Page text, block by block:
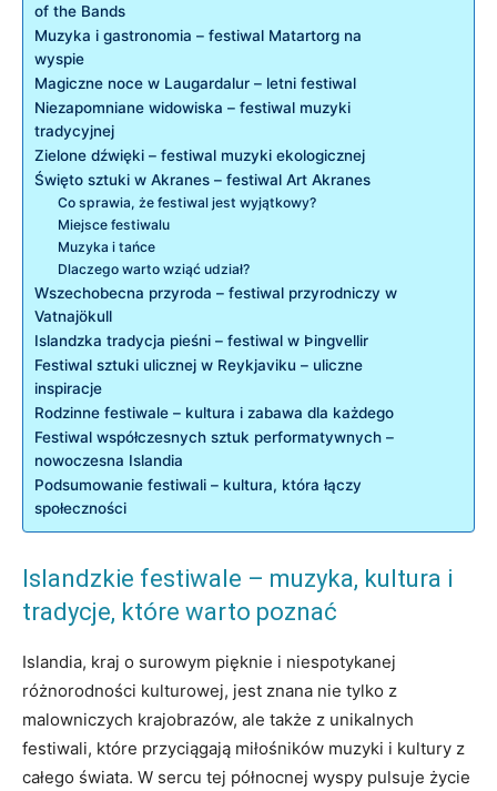
of the Bands
Muzyka i gastronomia – festiwal Matartorg na
wyspie
Magiczne noce w ‌Laugardalur‌ – letni festiwal
Niezapomniane widowiska – festiwal muzyki
tradycyjnej
Zielone dźwięki –‌ festiwal muzyki ⁢ekologicznej
Święto sztuki w Akranes – festiwal ‌Art Akranes
Co⁤ sprawia, że festiwal jest wyjątkowy?
Miejsce festiwalu
Muzyka i tańce
Dlaczego warto wziąć udział?
Wszechobecna przyroda – festiwal przyrodniczy ‍w
Vatnajökull
Islandzka tradycja pieśni⁢ – festiwal ⁣w‍ Þingvellir
Festiwal⁤ sztuki ulicznej w ‍Reykjaviku⁤ – uliczne
inspiracje
Rodzinne festiwale – kultura i zabawa ⁢dla każdego
Festiwal współczesnych sztuk performatywnych –
nowoczesna Islandia
Podsumowanie festiwali – kultura, która łączy
społeczności
Islandzkie festiwale – ⁢muzyka, kultura i
tradycje, które​ warto poznać
Islandia, kraj⁣ o surowym pięknie i niespotykanej​
różnorodności kulturowej, jest znana nie tylko z
‌malowniczych krajobrazów, ale także z unikalnych
festiwali, które przyciągają miłośników muzyki i kultury z
całego świata. W sercu tej północnej wyspy pulsuje życie